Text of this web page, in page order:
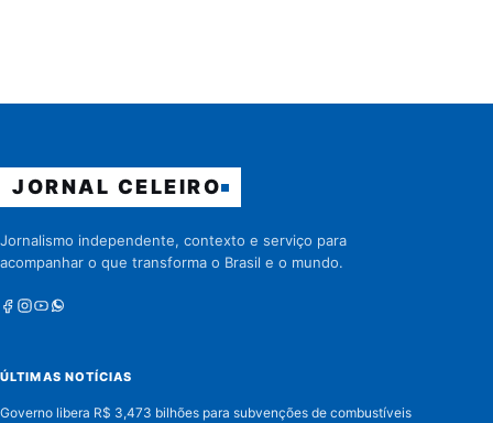
JORNAL CELEIRO
Jornalismo independente, contexto e serviço para
acompanhar o que transforma o Brasil e o mundo.
Facebook
Instagram
Youtube
Whatsapp
ÚLTIMAS NOTÍCIAS
Governo libera R$ 3,473 bilhões para subvenções de combustíveis